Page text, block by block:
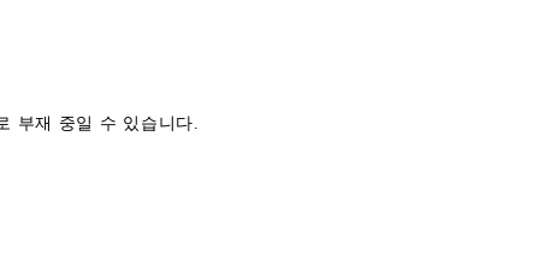
부재 중일 수 있습니다.